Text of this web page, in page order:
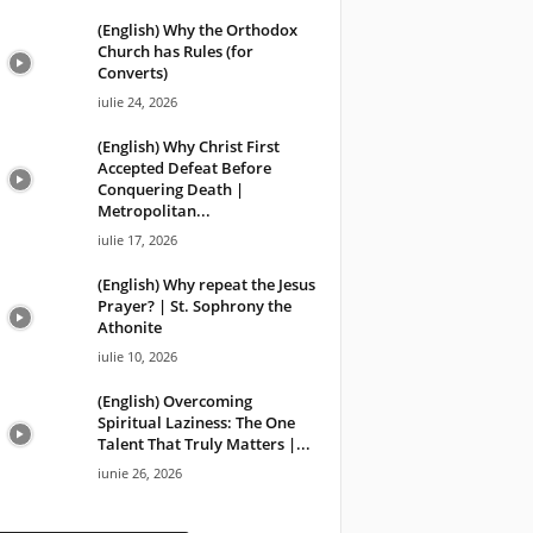
(English) Why the Orthodox
Church has Rules (for
Converts)
iulie 24, 2026
(English) Why Christ First
Accepted Defeat Before
Conquering Death |
Metropolitan...
iulie 17, 2026
(English) Why repeat the Jesus
Prayer? | St. Sophrony the
Athonite
iulie 10, 2026
(English) Overcoming
Spiritual Laziness: The One
Talent That Truly Matters |...
iunie 26, 2026